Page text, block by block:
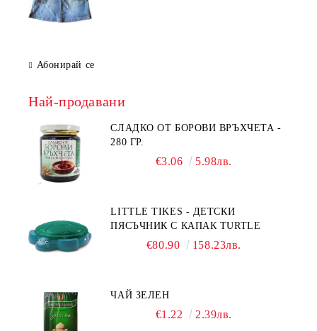
Абонирай се
Най-продавани
СЛАДКО ОТ БОРОВИ ВРЪХЧЕТА -
280 ГР.
€3.06 5.98лв.
LITTLE TIKES - ДЕТСКИ
ПЯСЪЧНИК С КАПАК TURTLE
€80.90 158.23лв.
ЧАЙ ЗЕЛЕН
€1.22 2.39лв.